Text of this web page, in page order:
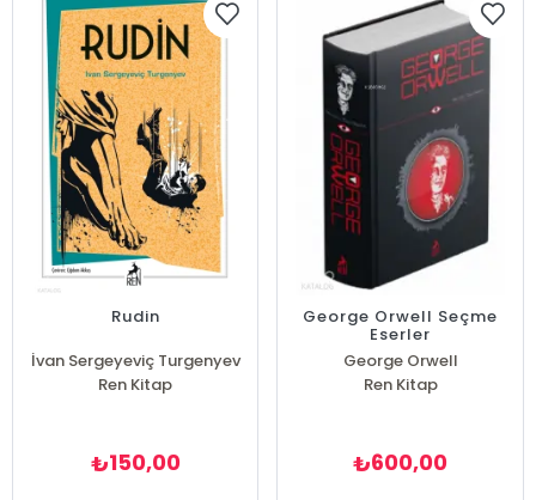
Rudin
İvan Sergeyeviç Turgenyev
Ren Kitap
₺150,00
George Orwell Seçme
Eserler
George Orwell
Ren Kitap
₺600,00